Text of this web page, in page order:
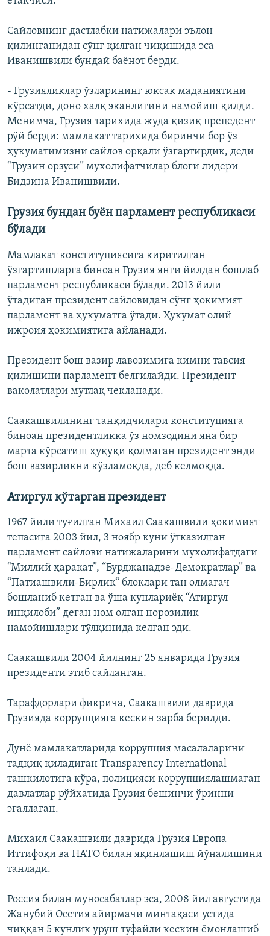
Сайловнинг дастлабки натижалари эълон
қилинганидан сўнг қилган чиқишида эса
Иванишвили бундай баёнот берди.
- Грузияликлар ўзларининг юксак маданиятини
кўрсатди, доно халқ эканлигини намойиш қилди.
Менимча, Грузия тарихида жуда қизиқ прецедент
рўй берди: мамлакат тарихида биринчи бор ўз
ҳукуматимизни сайлов орқали ўзгартирдик, деди
“Грузин орзуси” мухолифатчилар блоги лидери
Бидзина Иванишвили.
Грузия бундан буён парламент республикаси
бўлади
Мамлакат конституциясига киритилган
ўзгартишларга биноан Грузия янги йилдан бошлаб
парламент республикаси бўлади. 2013 йили
ўтадиган президент сайловидан сўнг ҳокимият
парламент ва ҳукуматга ўтади. Ҳукумат олий
ижроия ҳокимиятига айланади.
Президент бош вазир лавозимига кимни тавсия
қилишини парламент белгилайди. Президент
ваколатлари мутлақ чекланади.
Саакашвилининг танқидчилари конституцияга
биноан президентликка ўз номзодини яна бир
марта кўрсатиш ҳуқуқи қолмаган президент энди
бош вазирликни кўзламоқда, деб келмоқда.
Атиргул кўтарган президент
1967 йили туғилган Михаил Саакашвили ҳокимият
тепасига 2003 йил, 3 ноябр куни ўтказилган
парламент сайлови натижаларини мухолифатдаги
“Миллий ҳаракат”, “Бурджанадзе-Демократлар” ва
“Патиашвили-Бирлик“ блоклари тан олмагач
бошланиб кетган ва ўша кунлариёқ “Атиргул
инқилоби” деган ном олган норозилик
намойишлари тўлқинида келган эди.
Саакашвили 2004 йилнинг 25 январида Грузия
президенти этиб сайланган.
Тарафдорлари фикрича, Саакашвили даврида
Грузияда коррупцияга кескин зарба берилди.
Дунё мамлакатларида коррупция масалаларини
тадқиқ қиладиган Transparency International
ташкилотига кўра, полицияси коррупциялашмаган
давлатлар рўйхатида Грузия бешинчи ўринни
эгаллаган.
Михаил Саакашвили даврида Грузия Европа
Иттифоқи ва НАТО билан яқинлашиш йўналишини
танлади.
Россия билан муносабатлар эса, 2008 йил августида
Жанубий Осетия айирмачи минтақаси устида
чиққан 5 кунлик уруш туфайли кескин ёмонлашиб